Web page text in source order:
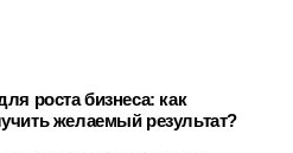
роста бизнеса: как
желаемый результат?